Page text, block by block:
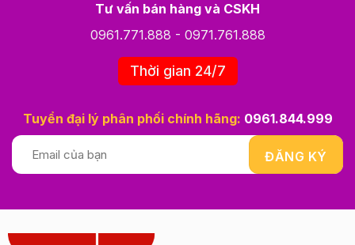
Tư vấn bán hàng và CSKH
0961.771.888 - 0971.761.888
Thời gian 24/7
Tuyển đại lý phân phối chính hãng: 0961.844.999